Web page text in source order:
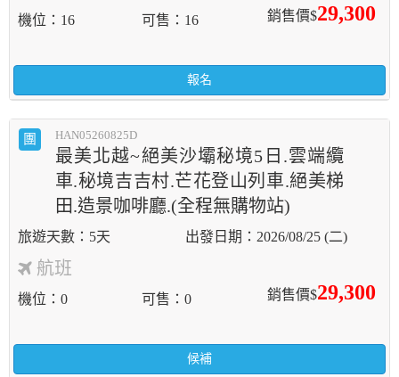
銷售價$29,300
機位 16 可售 16
報名
團 HAN05260825D
最美北越~絕美沙壩秘境5日.雲端纜
車.秘境吉吉村.芒花登山列車.絕美梯
田.造景咖啡廳.(全程無購物站)
5天 2026/08/25 (二)
航班
銷售價$29,300
機位 0 可售 0
候補